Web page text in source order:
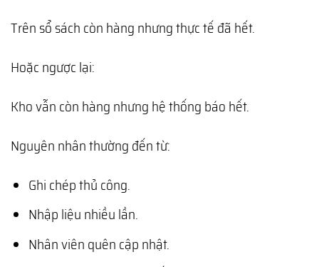
Trên sổ sách còn hàng nhưng thực tế đã hết.
Hoặc ngược lại:
Kho vẫn còn hàng nhưng hệ thống báo hết.
Nguyên nhân thường đến từ:
Ghi chép thủ công.
Nhập liệu nhiều lần.
Nhân viên quên cập nhật.